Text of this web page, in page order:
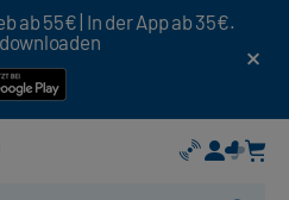
ab 55€ | In der App ab 35€.